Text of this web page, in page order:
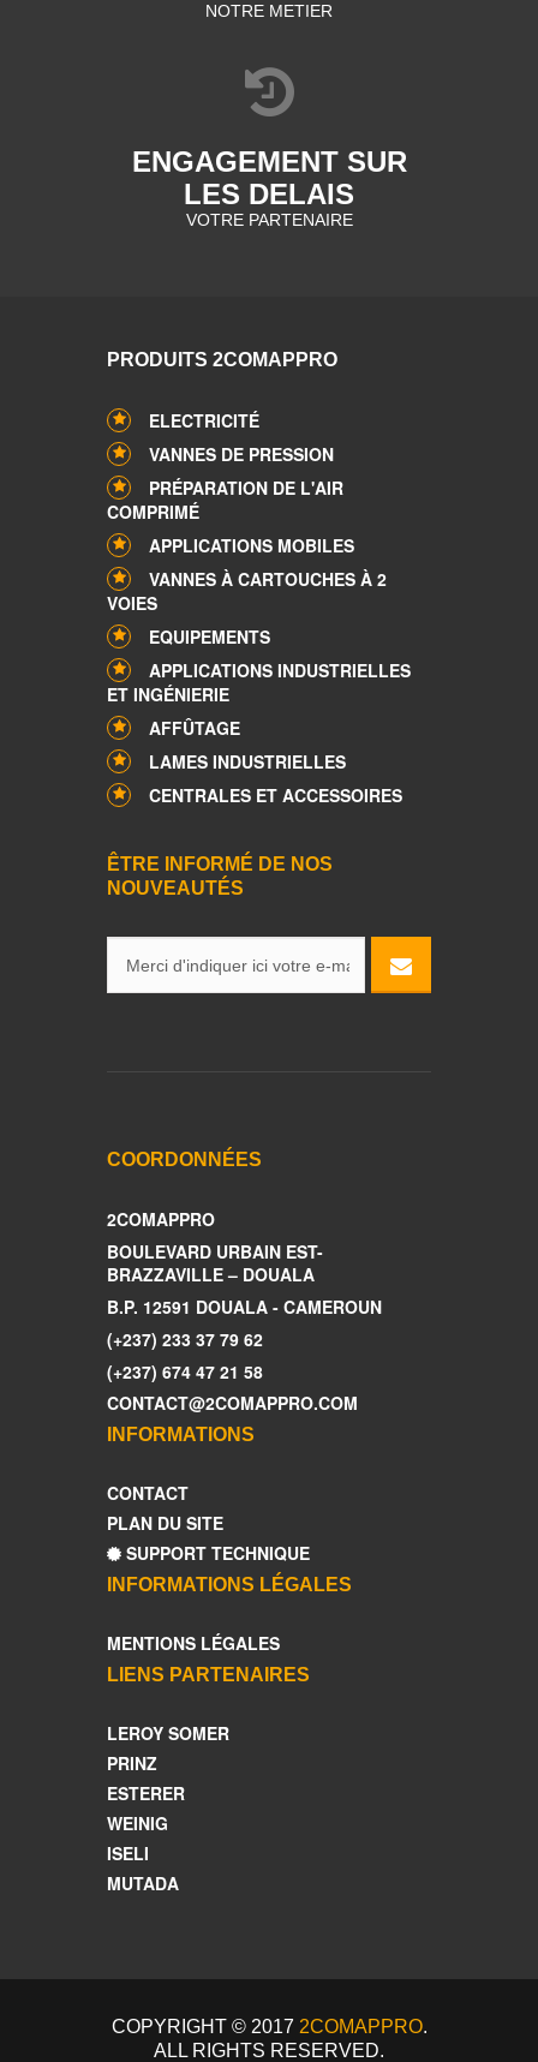
NOTRE METIER
ENGAGEMENT SUR
LES DELAIS
VOTRE PARTENAIRE
PRODUITS 2COMAPPRO
ELECTRICITÉ
VANNES DE PRESSION
PRÉPARATION DE L'AIR
COMPRIMÉ
APPLICATIONS MOBILES
VANNES À CARTOUCHES À 2
VOIES
EQUIPEMENTS
APPLICATIONS INDUSTRIELLES
ET INGÉNIERIE
AFFÛTAGE
LAMES INDUSTRIELLES
CENTRALES ET ACCESSOIRES
ÊTRE INFORMÉ DE NOS
NOUVEAUTÉS
COORDONNÉES
2COMAPPRO
BOULEVARD URBAIN EST-
BRAZZAVILLE – DOUALA
B.P. 12591 DOUALA - CAMEROUN
(+237) 233 37 79 62
(+237) 674 47 21 58
CONTACT@2COMAPPRO.COM
INFORMATIONS
CONTACT
PLAN DU SITE
SUPPORT TECHNIQUE
INFORMATIONS LÉGALES
MENTIONS LÉGALES
LIENS PARTENAIRES
LEROY SOMER
PRINZ
ESTERER
WEINIG
ISELI
MUTADA
COPYRIGHT © 2017 2COMAPPRO.
ALL RIGHTS RESERVED.